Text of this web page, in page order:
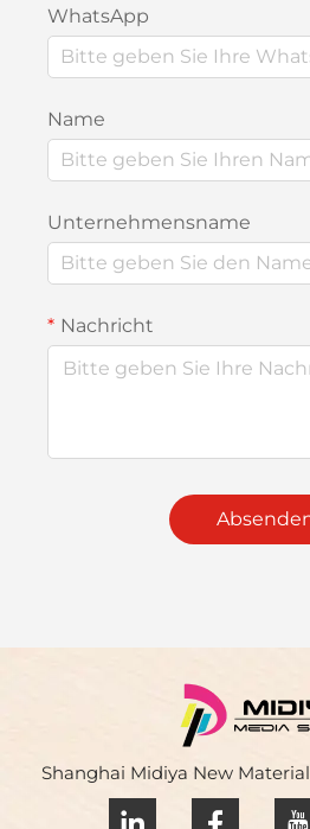
WhatsApp
Name
Unternehmensname
Nachricht
Shanghai Midiya New